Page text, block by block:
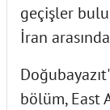
geçişler
İran
bölüm, East